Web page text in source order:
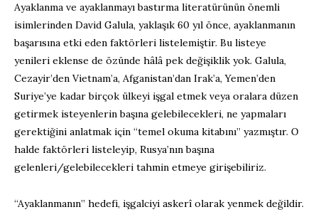
Ayaklanma ve ayaklanmayı bastırma literatürünün önemli
isimlerinden David Galula, yaklaşık 60 yıl önce, ayaklanmanın
başarısına etki eden faktörleri listelemiştir. Bu listeye
yenileri eklense de özünde hâlâ pek değişiklik yok. Galula,
Cezayir’den Vietnam’a, Afganistan’dan Irak’a, Yemen’den
Suriye’ye kadar birçok ülkeyi işgal etmek veya oralara düzen
getirmek isteyenlerin başına gelebilecekleri, ne yapmaları
gerektiğini anlatmak için “temel okuma kitabını” yazmıştır. O
halde faktörleri listeleyip, Rusya’nın başına
gelenleri/gelebilecekleri tahmin etmeye girişebiliriz.
“Ayaklanmanın” hedefi, işgalciyi askerî olarak yenmek değildir.